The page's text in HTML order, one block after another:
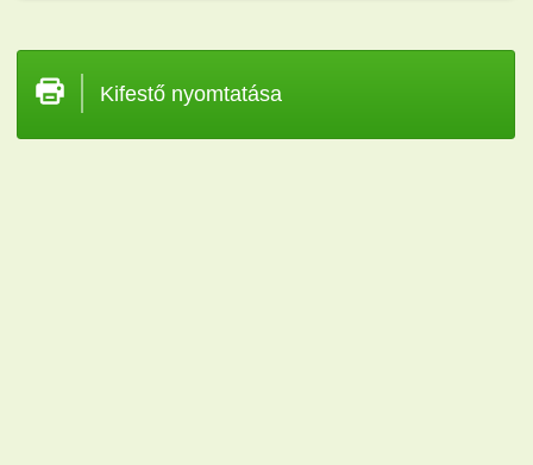
Kifestő nyomtatása